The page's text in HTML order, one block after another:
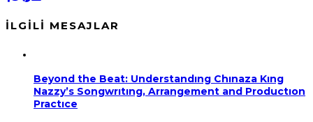
İLGILI MESAJLAR
Beyond the Beat: Understandıng Chınaza Kıng
Nazzy’s Songwrıtıng, Arrangement and Productıon
Practıce